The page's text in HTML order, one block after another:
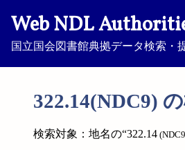
Web NDL
国立国会図書館典拠データ検索・
322.14(NDC9)
検索対象：地名の“322.14